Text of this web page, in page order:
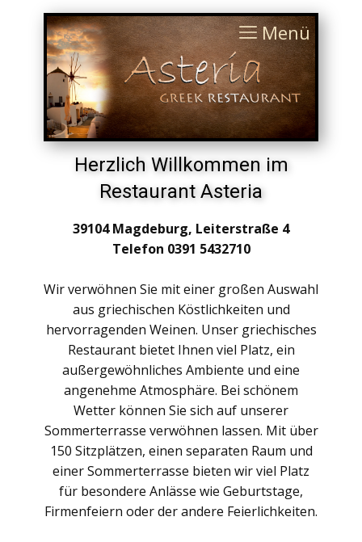
Menü
Herzlich Willkommen im
Restaurant Asteria
39104 Magdeburg, Leiterstraße 4
Telefon 0391 5432710
Wir verwöhnen Sie mit einer großen Auswahl
aus griechischen Köstlichkeiten und
hervorragenden Weinen. Unser griechisches
Restaurant bietet Ihnen viel Platz, ein
außergewöhnliches Ambiente und eine
angenehme Atmosphäre. Bei schönem
Wetter können Sie sich auf unserer
Sommerterrasse verwöhnen lassen. Mit über
150 Sitzplätzen, einen separaten Raum und
einer Sommerterrasse bieten wir viel Platz
für besondere Anlässe wie Geburtstage,
Firmenfeiern oder der andere Feierlichkeiten.